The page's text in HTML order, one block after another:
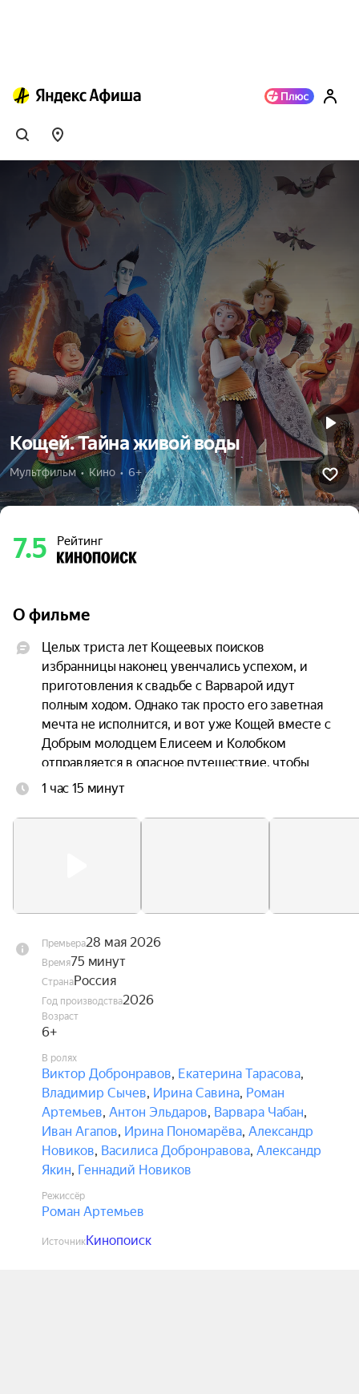
Кощей. Тайна живой воды
Мультфильм  •  Кино  •  6+
7.5 Рейтинг
О фильме
Целых триста лет Кощеевых поисков
избранницы наконец увенчались успехом, и
приготовления к свадьбе с Варварой идут
полным ходом. Однако так просто его заветная
мечта не исполнится, и вот уже Кощей вместе с
Добрым молодцем Елисеем и Колобком
отправляется в опасное путешествие, чтобы
спасти любимую.
1 час 15 минут
Премьера28 мая 2026
Время75 минут
СтранаРоссия
Год производства2026
Возраст
6+
В ролях
Виктор Добронравов, Екатерина Тарасова,
Владимир Сычев, Ирина Савина, Роман
Артемьев, Антон Эльдаров, Варвара Чабан,
Иван Агапов, Ирина Пономарёва, Александр
Новиков, Василиса Добронравова, Александр
Якин, Геннадий Новиков
Режиссёр
Роман Артемьев
ИсточникКинопоиск